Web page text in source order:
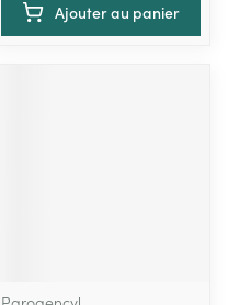
Ajouter au panier